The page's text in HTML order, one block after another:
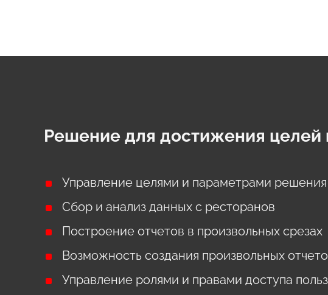
Решение для достижения
Управление целями и параметрами
Сбор и анализ данных с ресторанов
Построение отчетов в произвольных срезах
Возможность создания произвольных
Управление ролями и правами доступа